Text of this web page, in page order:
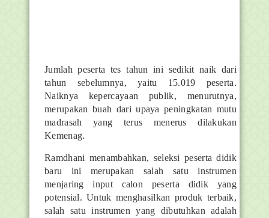
Jumlah peserta tes tahun ini sedikit naik dari
tahun sebelumnya, yaitu 15.019 peserta.
Naiknya kepercayaan publik, menurutnya,
merupakan buah dari upaya peningkatan mutu
madrasah yang terus menerus dilakukan
Kemenag.
Ramdhani menambahkan, seleksi peserta didik
baru ini merupakan salah satu instrumen
menjaring input calon peserta didik yang
potensial. Untuk menghasilkan produk terbaik,
salah satu instrumen yang dibutuhkan adalah